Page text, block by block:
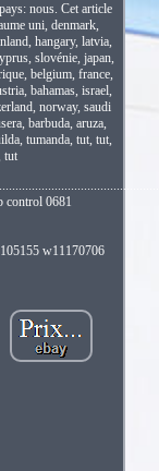
nous. Cet article
uni, denmark,
hangary, latvia,
slovénie, japan,
belgium, france,
bahamas, israel,
norway, saudi
barbuda, aruza,
tumanda, tut, tut,
tut
control 0681
w11170706